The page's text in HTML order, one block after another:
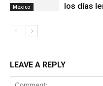
Mexico
los días
LEAVE A REPLY